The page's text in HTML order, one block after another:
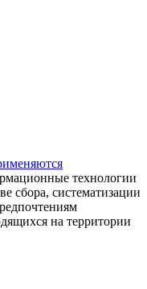
технологии
сбора, систематизации
на территории